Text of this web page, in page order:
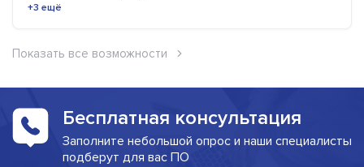
+3 ещё
Показать все возможности
Бесплатная консультация
Заполните небольшой опрос и наши специалисты
подберут для вас ПО